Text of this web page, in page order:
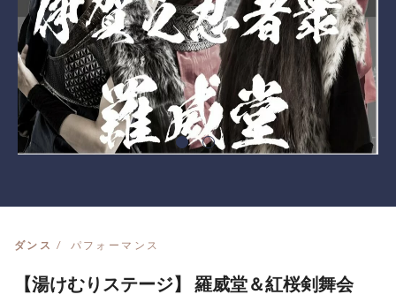
ダンス パフォーマンス
【湯けむりステージ】 羅威堂＆紅桜剣舞会